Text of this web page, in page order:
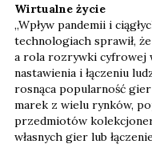
Wirtualne życie
„Wpływ pandemii i
technologiach sprawił,
a rola rozrywki cyfrowej
nastawienia i łączeniu
rosnąca popularność
marek z wielu rynków,
przedmiotów
własnych gier lub